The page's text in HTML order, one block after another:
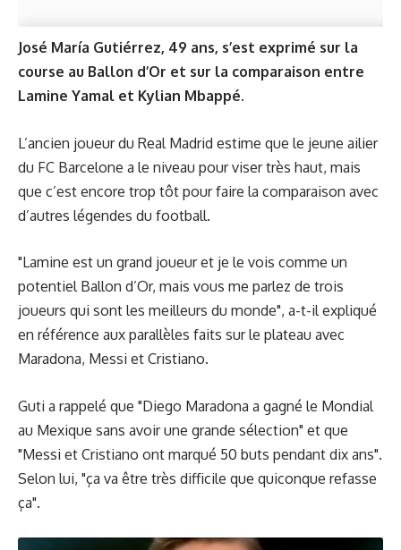
José María Gutiérrez, 49 ans, s’est exprimé sur la
course au Ballon d’Or et sur la comparaison entre
Lamine Yamal et Kylian Mbappé.
L’ancien joueur du Real Madrid estime que le jeune ailier
du FC Barcelone a le niveau pour viser très haut, mais
que c’est encore trop tôt pour faire la comparaison avec
d’autres légendes du football.
"Lamine est un grand joueur et je le vois comme un
potentiel Ballon d’Or, mais vous me parlez de trois
joueurs qui sont les meilleurs du monde", a-t-il expliqué
en référence aux parallèles faits sur le plateau avec
Maradona, Messi et Cristiano.
Guti a rappelé que "Diego Maradona a gagné le Mondial
au Mexique sans avoir une grande sélection" et que
"Messi et Cristiano ont marqué 50 buts pendant dix ans".
Selon lui, "ça va être très difficile que quiconque refasse
ça".